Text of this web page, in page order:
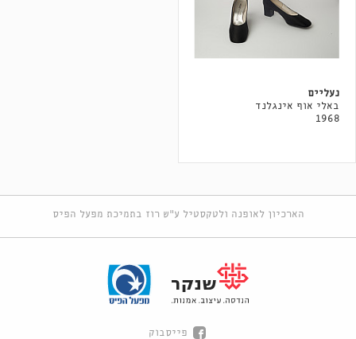
נעליים
באלי אוף אינגלנד
1968
הארכיון לאופנה ולטקסטיל ע"ש רוז בתמיכת מפעל הפיס
פייסבוק